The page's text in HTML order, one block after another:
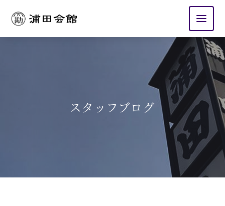
スタッフブログ